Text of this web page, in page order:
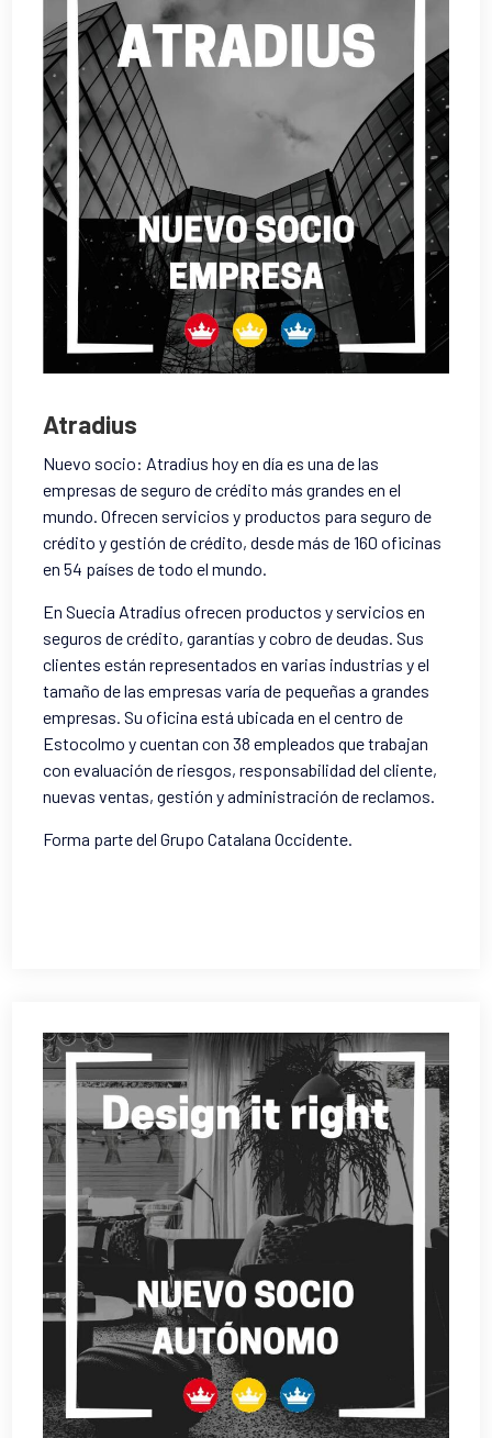
Atradius
Nuevo socio: Atradius hoy en día es una de las
empresas de seguro de crédito más grandes en el
mundo . Ofrecen servicios y productos para seguro de
crédito y gestión de crédito, desde más de 160 oficinas
en 54 países de todo el mundo.
En Suecia Atradius ofrecen productos y servicios en
seguros de crédito, garantías y cobro de deudas. Sus
clientes están representados en varias industrias y el
tamaño de las empresas varía de pequeñas a grandes
empresas.Su oficina está ubicada en el centro de
Estocolmo y cuentan con 38 empleados que trabajan
con evaluación de riesgos, responsabilidad del cliente,
nuevas ventas, gestión y administración de reclamos.
Forma parte del Grupo Catalana Occidente.